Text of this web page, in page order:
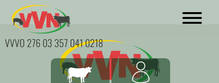
VVVO 276 03 357 041 0218